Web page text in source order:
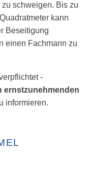
schweigen. Bis zu
kann
Beseitigung
einen Fachmann zu
-
ernstzunehmenden
informieren.